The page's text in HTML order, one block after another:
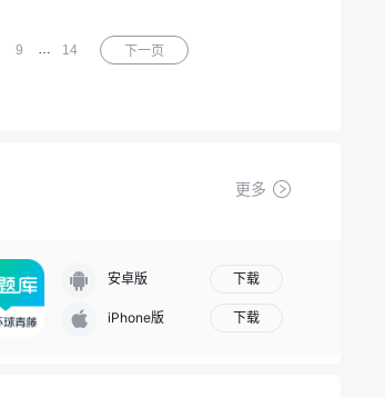
9 … 14 下一页
更多
安卓版 下载
iPhone版 下载